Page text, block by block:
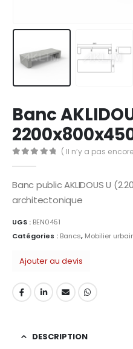
Banc
( Il n’y a pas
Banc public AKLIDOUS U
architectonique
UGS : BEN0451
Catégories : Bancs, Mobilier
Ajouter au devis
DESCRIPTION